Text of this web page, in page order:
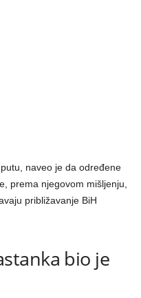
naveo je da određene
prema njegovom mišljenju,
približavanje BiH
bio je